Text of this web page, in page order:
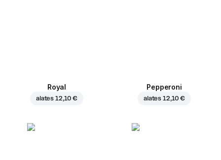
Royal
alates 12,10 €
Pepperoni
alates 12,10 €